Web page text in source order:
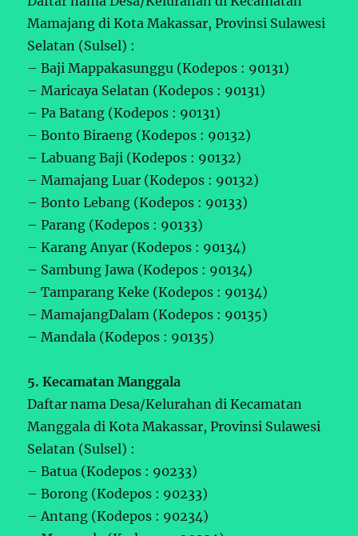
Mamajang di Kota Makassar, Provinsi Sulawesi
Selatan (Sulsel) :
– Baji Mappakasunggu (Kodepos : 90131)
– Maricaya Selatan (Kodepos : 90131)
– Pa Batang (Kodepos : 90131)
– Bonto Biraeng (Kodepos : 90132)
– Labuang Baji (Kodepos : 90132)
– Mamajang Luar (Kodepos : 90132)
– Bonto Lebang (Kodepos : 90133)
– Parang (Kodepos : 90133)
– Karang Anyar (Kodepos : 90134)
– Sambung Jawa (Kodepos : 90134)
– Tamparang Keke (Kodepos : 90134)
– MamajangDalam (Kodepos : 90135)
– Mandala (Kodepos : 90135)
5. Kecamatan Manggala
Daftar nama Desa/Kelurahan di Kecamatan
Manggala di Kota Makassar, Provinsi Sulawesi
Selatan (Sulsel) :
– Batua (Kodepos : 90233)
– Borong (Kodepos : 90233)
– Antang (Kodepos : 90234)